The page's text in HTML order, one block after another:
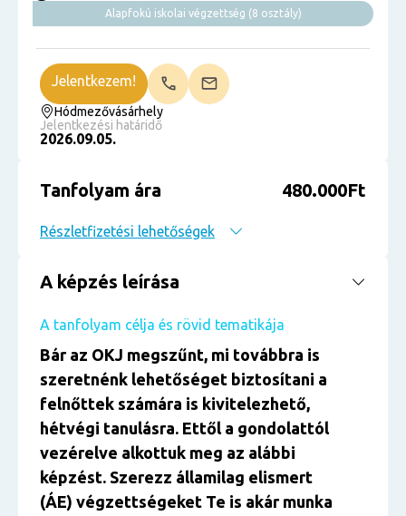
Alapfokú iskolai végzettség (8 osztály)
Hódmezővásárhely
Jelentkezési határidő
2026.09.05.
Jelentkezem!
Tanfolyam ára 480.000Ft
Részletfizetési lehetőségek
A képzés leírása
A tanfolyam célja és rövid tematikája
Bár az OKJ megszűnt, mi továbbra is
szeretnénk lehetőséget biztosítani a
felnőttek számára is kivitelezhető,
hétvégi tanulásra. Ettől a gondolattól
vezérelve alkottuk meg az alábbi
képzést. Szerezz államilag elismert
(ÁE) végzettségeket Te is akár munka